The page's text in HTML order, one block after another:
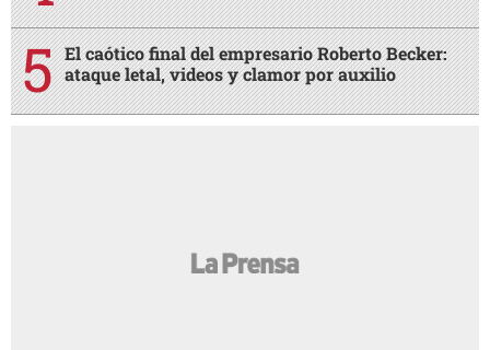
El caótico final del empresario Roberto Becker:
ataque letal, videos y clamor por auxilio